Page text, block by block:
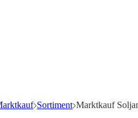
Sortiment Marktkauf